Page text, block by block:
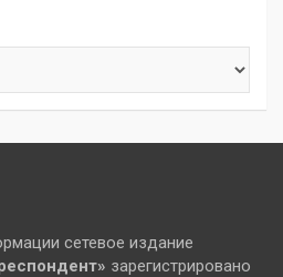
сетевое издание
зарегистрировано